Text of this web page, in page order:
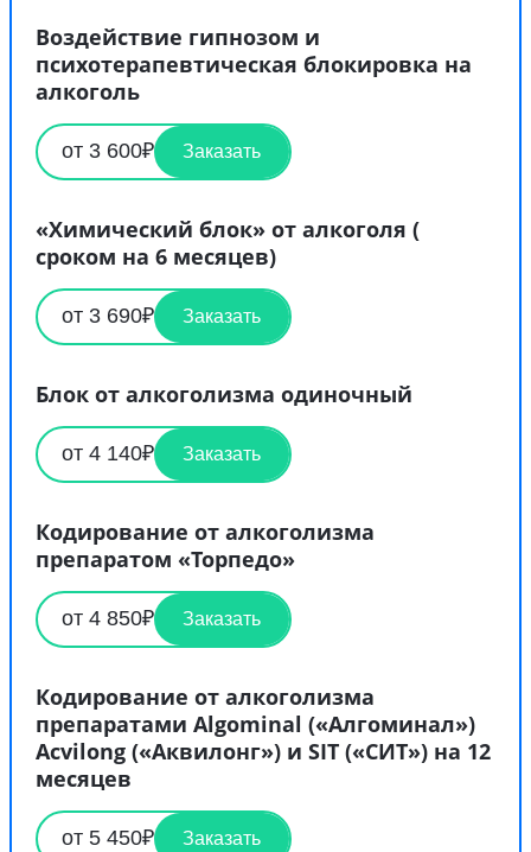
Воздействие гипнозом и
психотерапевтическая блокировка на
алкоголь
от 3 600₽ Заказать
«Химический блок» от алкоголя (
сроком на 6 месяцев)
от 3 690₽ Заказать
Блок от алкоголизма одиночный
от 4 140₽ Заказать
Кодирование от алкоголизма
препаратом «Торпедо»
от 4 850₽ Заказать
Кодирование от алкоголизма
препаратами Algominal («Алгоминал»)
Acvilong («Аквилонг») и SIT («СИТ») на 12
месяцев
от 5 450₽ Заказать